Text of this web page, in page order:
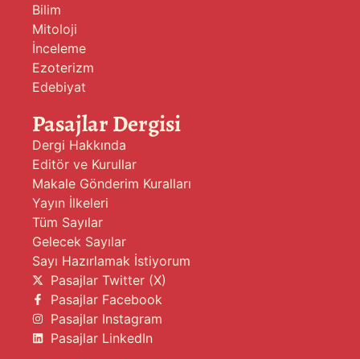
Bilim
Mitoloji
İnceleme
Ezoterizm
Edebiyat
Pasajlar Dergisi
Dergi Hakkında
Editör ve Kurullar
Makale Gönderim Kuralları
Yayın İlkeleri
Tüm Sayılar
Gelecek Sayılar
Sayı Hazırlamak İstiyorum
Pasajlar Twitter (X)
Pasajlar Facebook
Pasajlar Instagram
Pasajlar LinkedIn